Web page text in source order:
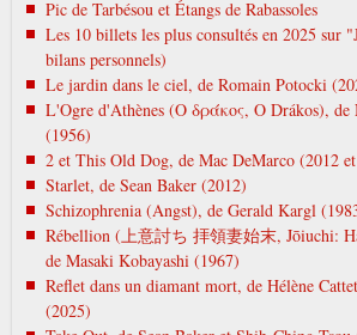
Pic de Tarbésou et Étangs de Rabassoles
Les 10 billets les plus consultés en 2025 sur
bilans personnels)
Le jardin dans le ciel, de Romain Potocki
L'Ogre d'Athènes (Ο δράκος, O Drákos), de
(1956)
2 et This Old Dog, de Mac DeMarco (2012
Starlet, de Sean Baker (2012)
Schizophrenia (Angst), de Gerald Kargl
Rébellion (上意討ち 拝領妻始末, Jōiuchi:
de Masaki Kobayashi (1967)
Reflet dans un diamant mort, de Hélène
(2025)